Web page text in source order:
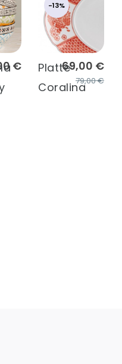
€
-13%
69,00 €
79,00 €
Platte
Coralina